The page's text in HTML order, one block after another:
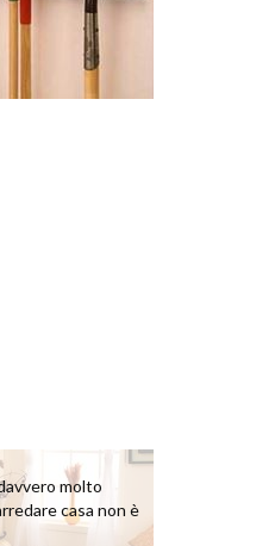
molto
casa non è